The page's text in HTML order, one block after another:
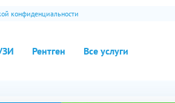
Рентген Все услуги
конфиденциальности